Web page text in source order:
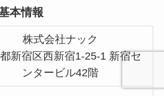
本情報
株式会社ナック
新宿区西新宿1-25-1 新宿セ
ンタービル42階